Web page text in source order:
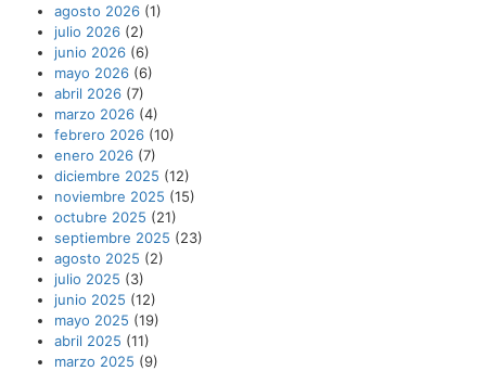
agosto 2026 (1)
julio 2026 (2)
junio 2026 (6)
mayo 2026 (6)
abril 2026 (7)
marzo 2026 (4)
febrero 2026 (10)
enero 2026 (7)
diciembre 2025 (12)
noviembre 2025 (15)
octubre 2025 (21)
septiembre 2025 (23)
agosto 2025 (2)
julio 2025 (3)
junio 2025 (12)
mayo 2025 (19)
abril 2025 (11)
marzo 2025 (9)